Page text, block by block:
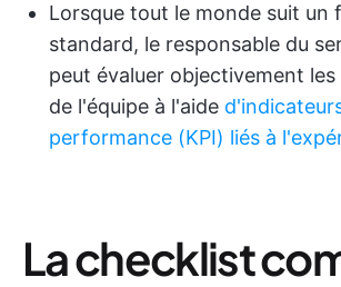
Lorsque tout le monde suit un
standard, le responsable du
peut évaluer objectivement
de l'équipe à l'aide
performance (KPI) liés à
La checklist